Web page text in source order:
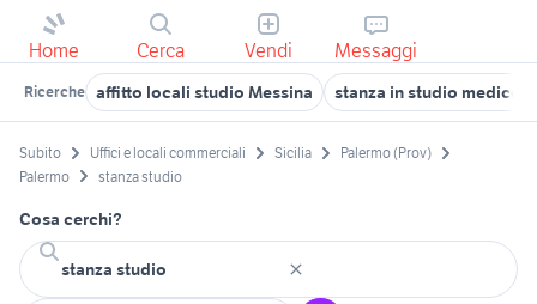
Home Cerca Vendi Messaggi
Ricerche affitto locali studio Messina stanza in studio medico
Subito Uffici e locali commerciali Sicilia
Palermo (Prov)
Palermo
stanza studio
Cosa cerchi?